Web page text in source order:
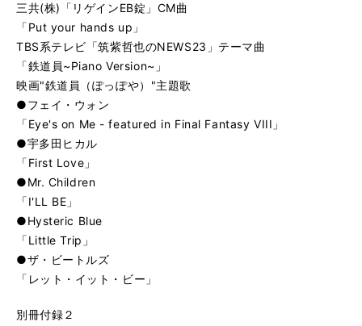
三共(株)「リゲインEB錠」CM曲
「Put your hands up」
TBS系テレビ「筑紫哲也のNEWS23」テーマ曲
「鉄道員~Piano Version~」
映画"鉄道員（ぽっぽや）"主題歌
●フェイ・ウォン
「Eye's on Me - featured in Final Fantasy VIII」
●宇多田ヒカル
「First Love」
●Mr. Children
「I'LL BE」
●Hysteric Blue
「Little Trip」
●ザ・ビートルズ
「レット・イット・ビー」
別冊付録２